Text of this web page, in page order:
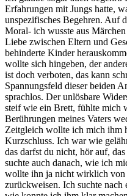
Erfahrungen mit Jungs hatte,
unspezifisches Begehren. Auf
Moral- ich wusste aus
Liebe zwischen Eltern und
behinderte Kinder
wollte sich hingeben, der
ist doch verboten, das kann
Spannungsfeld dieser beiden
sprachlos. Der unlösbare
steif wie ein Brett, fühlte mich
Berührungen meines Vaters
Zeitgleich wollte ich mich ihm
Kurzschluss. Ich war wie
das darfst du nicht, hör auf,
suchte auch danach, wie ich
wollte ihn ja nicht wirklich von
zurückweisen. Ich suchte